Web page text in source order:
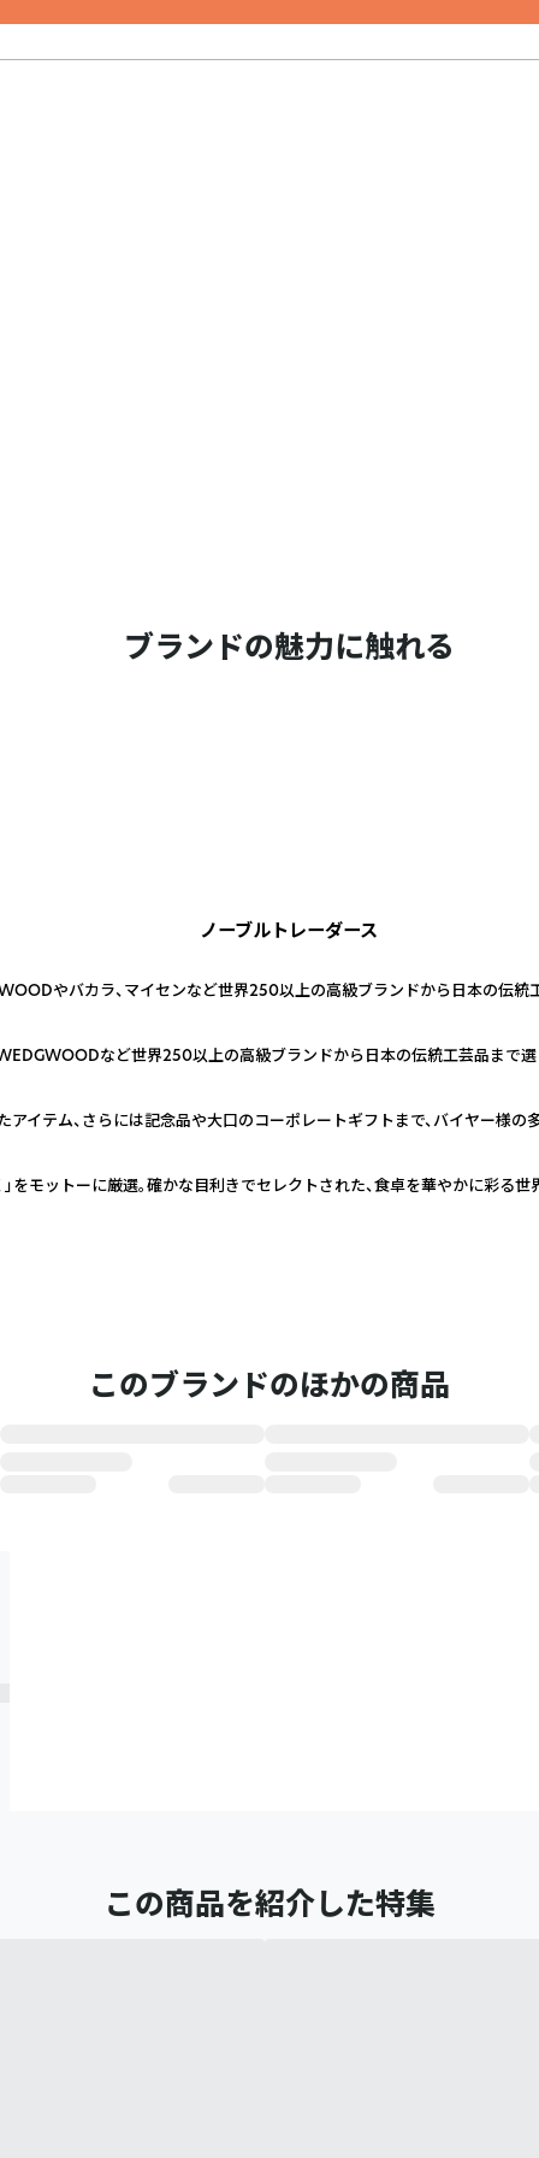
ブランドの魅力に触れる
ノーブルトレーダース
やバカラ、マイセンなど世界250以上の高級ブランドから日本の伝統
など世界250以上の高級ブランドから日本の伝統工芸品まで選
イテム、さらには記念品や大口のコーポレートギフトまで、バイヤー様の
をモットーに厳選。確かな目利きでセレクトされた、食卓を華やかに彩る
このブランドのほかの商品
この商品を紹介した特集